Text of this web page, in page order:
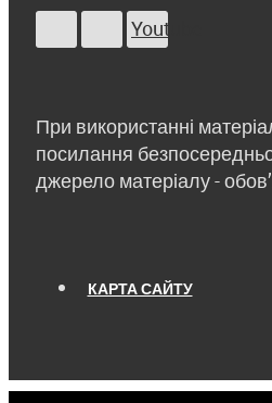
Youtube
При використанні
посилання
джерело матеріалу -
КАРТА САЙТУ